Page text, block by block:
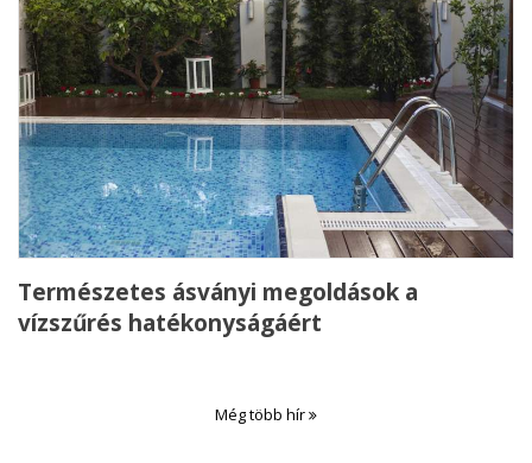
Természetes ásványi megoldások a
vízszűrés hatékonyságáért
Még több hír